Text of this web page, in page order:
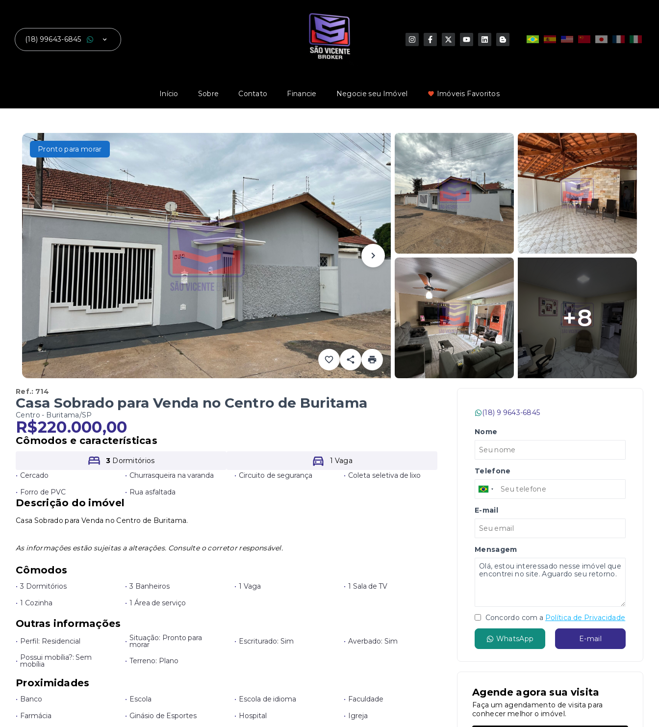
(18) 99643-6845
Início Sobre Contato Financie Negocie seu Imóvel Imóveis Favoritos
Pronto para morar
+8
Ref.: 714
Casa Sobrado para Venda no Centro de Buritama
Centro - Buritama/SP
R$220.000,00
Cômodos e características
3 Dormitórios
1 Vaga
• Cercado • Churrasqueira na varanda • Circuito de segurança • Coleta seletiva de lixo
• Forro de PVC • Rua asfaltada
Descrição do imóvel
Casa Sobrado para Venda no Centro de Buritama.
As informações estão sujeitas a alterações. Consulte o corretor responsável.
Cômodos
• 3 Dormitórios • 3 Banheiros • 1 Vaga • 1 Sala de TV
• 1 Cozinha • 1 Área de serviço
Outras informações
• Perfil: Residencial • Situação: Pronto para
morar • Escriturado: Sim • Averbado: Sim
• Possui mobília?: Sem
mobília • Terreno: Plano
Proximidades
• Banco • Escola • Escola de idioma • Faculdade
• Farmácia • Ginásio de Esportes • Hospital • Igreja
(18) 9 9643-6845
Nome
Telefone
E-mail
Mensagem
Concordo com a Política de Privacidade
WhatsApp E-mail
Agende agora sua visita
Faça um agendamento de visita para
conhecer melhor o imóvel.